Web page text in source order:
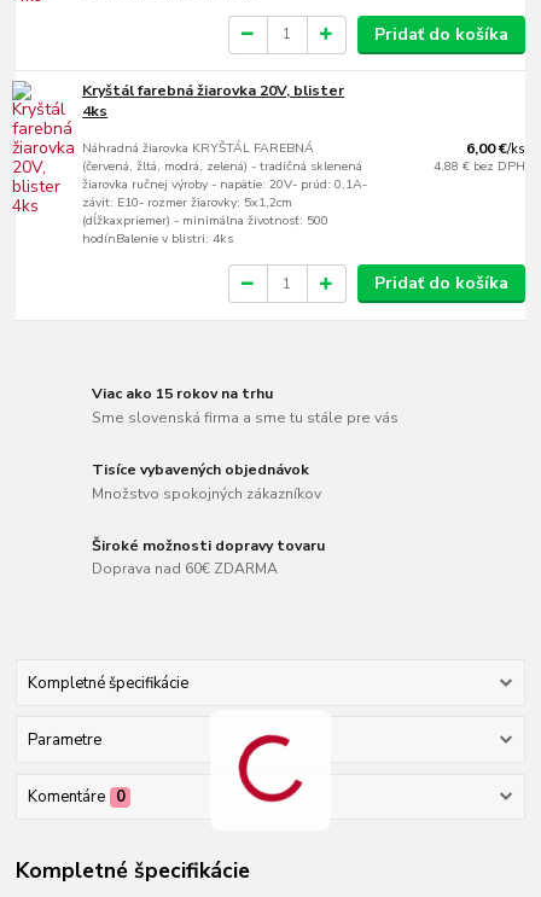
Pridať do košíka
Kryštál farebná žiarovka 20V, blister
4ks
Náhradná žiarovka KRYŠTÁL FAREBNÁ
(červená, žltá, modrá, zelená) - tradičná sklenená
žiarovka ručnej výroby - napätie: 20V- prúd: 0,1A-
závit: E10- rozmer žiarovky: 5x1,2cm
(dĺžkaxpriemer) - minimálna životnosť: 500
hodínBalenie v blistri: 4ks
6,00 €/ks
4,88 € bez DPH
Pridať do košíka
Viac ako 15 rokov na trhu
Sme slovenská firma a sme tu stále pre vás
Tisíce vybavených objednávok
Množstvo spokojných zákazníkov
Široké možnosti dopravy tovaru
Doprava nad 60€ ZDARMA
Kompletné špecifikácie
Parametre
Komentáre 0
Kompletné špecifikácie